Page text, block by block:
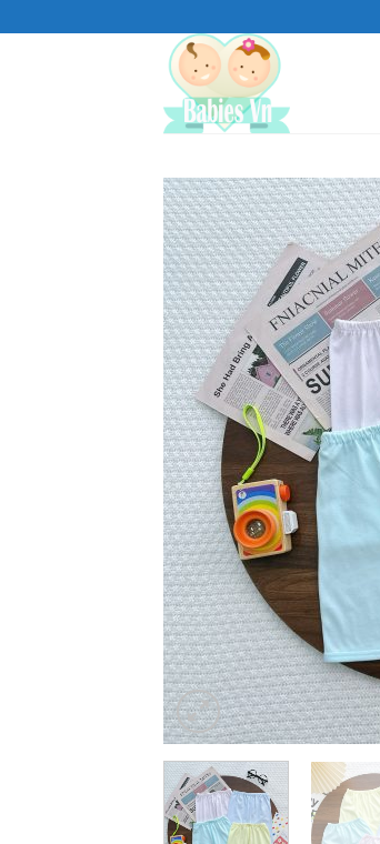
qua